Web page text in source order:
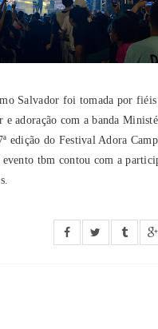
Salvador foi tomada por
e adoração com a banda
edição do Festival Adora
evento tbm contou com a